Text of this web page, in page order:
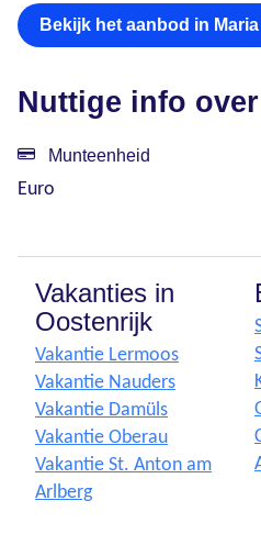
Bekijk het aanbod in Maria
Nuttige info
Munteenheid
Euro
Vakanties in
Oostenrijk
Vakantie Lermoos
Vakantie Nauders
Vakantie Damüls
Vakantie Oberau
Vakantie St. Anton am
Arlberg